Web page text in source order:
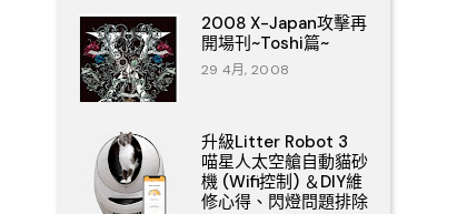
2008 X-Japan攻擊再
開場刊~Toshi篇~
29 4月, 2008
升級Litter Robot 3
喵星人太空艙自動貓砂
機 (Wifi控制) ＆DIY維
修心得、閃燈問題排除